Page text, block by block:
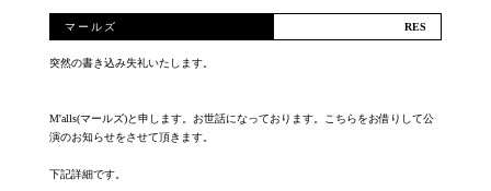
マールズ
突然の書き込み失礼いたします。
M'alls(マールズ)と申します。お世話になっております。こちらをお借りして公
演のお知らせをさせて頂きます。
下記詳細です。